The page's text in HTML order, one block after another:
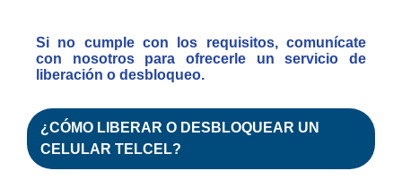
Si no cumple con los requisitos, comunícate
con nosotros para ofrecerle un servicio de
liberación o desbloqueo.
¿CÓMO LIBERAR O DESBLOQUEAR UN
CELULAR TELCEL?